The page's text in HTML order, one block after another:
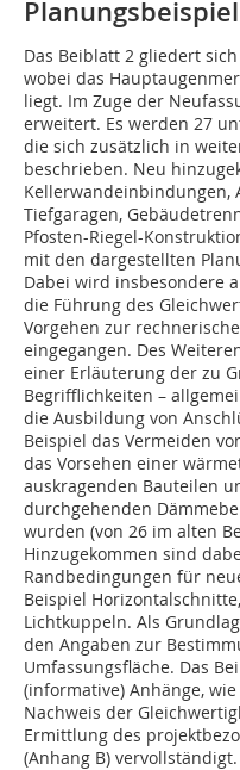
Das Beiblatt 2 gliedert
wobei das
liegt. Im Zuge der
erweitert. Es werden 27
die sich zusätzlich in
beschrieben. Neu
Kellerwandeinbindungen,
Tiefgaragen,
Pfosten-Riegel-
mit den dargestellten
Dabei wird insbesondere
die Führung des
Vorgehen zur
eingegangen. Des
einer Erläuterung der zu
Begrifflichkeiten –
die Ausbildung von
Beispiel das Vermeiden
das Vorsehen einer
auskragenden Bauteilen
durchgehenden
wurden (von 26 im alten
Hinzugekommen sind
Randbedingungen für
Beispiel
Lichtkuppeln. Als
den Angaben zur
Umfassungsfläche. Das
(informative) Anhänge,
Nachweis der
Ermittlung des
(Anhang B) vervollständigt.